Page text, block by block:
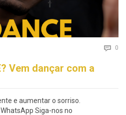
 0
Vem dançar com a
e aumentar o sorriso.
Siga-nos no